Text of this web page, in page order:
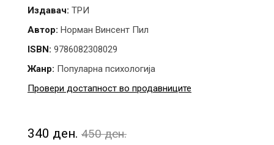
Издавач: ТРИ
Автор: Норман Винсент Пил
ISBN: 9786082308029
Жанр: Популарна психологија
Провери достапност во продавниците
340 ден. 450 ден.